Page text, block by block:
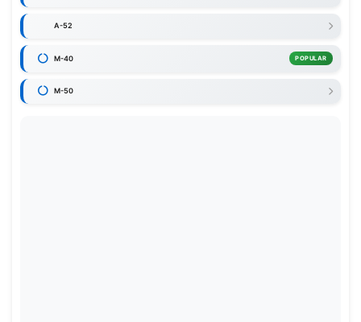
A-52
M-40 POPULAR
M-50